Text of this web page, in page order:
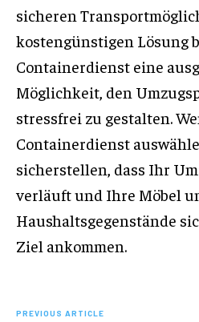
sicheren
kostengünstigen Lösung
Containerdienst eine
Möglichkeit, den
stressfrei zu gestalten.
Containerdienst
sicherstellen, dass Ihr
verläuft und Ihre Möbel
Haushaltsgegenstände
Ziel ankommen.
PREVIOUS ARTICLE